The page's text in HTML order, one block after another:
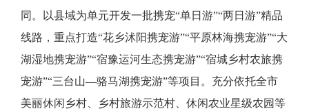
同。以县域为单元开发一批携宠“单日游”“两日游”精品
线路，重点打造“花乡沭阳携宠游”“平原林海携宠游”“大
湖湿地携宠游”“宿豫运河生态携宠游”“宿城乡村农旅携
宠游”“三台山—骆马湖携宠游”等项目。充分依托全市
美丽休闲乡村、乡村旅游示范村、休闲农业星级农园等